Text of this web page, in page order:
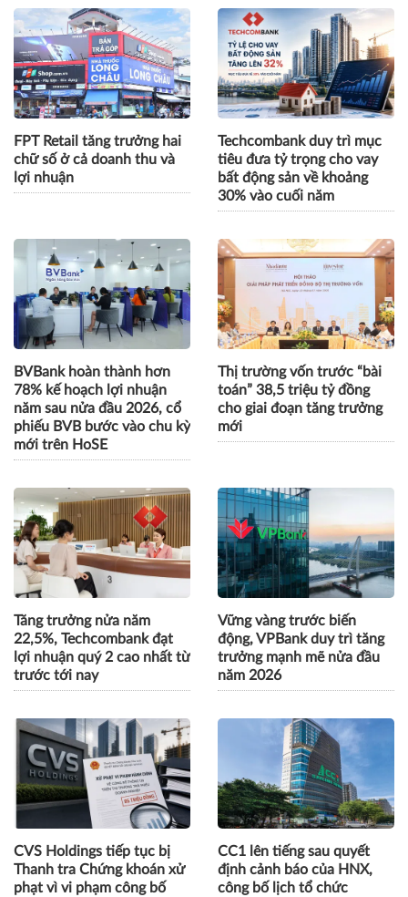
FPT Retail tăng trưởng hai
chữ số ở cả doanh thu và
lợi nhuận
Techcombank duy trì mục
tiêu đưa tỷ trọng cho vay
bất động sản về khoảng
30% vào cuối năm
BVBank hoàn thành hơn
78% kế hoạch lợi nhuận
năm sau nửa đầu 2026, cổ
phiếu BVB bước vào chu kỳ
mới trên HoSE
Thị trường vốn trước “bài
toán” 38,5 triệu tỷ đồng
cho giai đoạn tăng trưởng
mới
Tăng trưởng nửa năm
22,5%, Techcombank đạt
lợi nhuận quý 2 cao nhất từ
trước tới nay
Vững vàng trước biến
động, VPBank duy trì tăng
trưởng mạnh mẽ nửa đầu
năm 2026
CVS Holdings tiếp tục bị
Thanh tra Chứng khoán xử
phạt vì vi phạm công bố
CC1 lên tiếng sau quyết
định cảnh báo của HNX,
công bố lịch tổ chức